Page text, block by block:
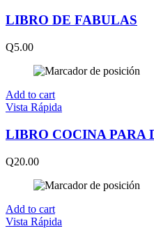
LIBRO DE FABULAS
Q5.00
Add to cart
Vista Rápida
LIBRO COCINA PARA
Q20.00
Add to cart
Vista Rápida